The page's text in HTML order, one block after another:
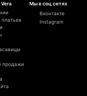
продажи
Мы в соц сетях
Вконтакте
Instagram